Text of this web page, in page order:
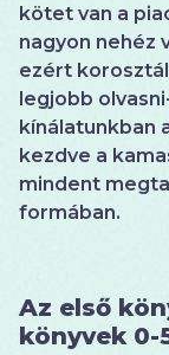
kötet van a
nagyon nehéz
ezért
legjobb
kínálatunkban
kezdve a
mindent
formában.
Az első
könyvek 0-